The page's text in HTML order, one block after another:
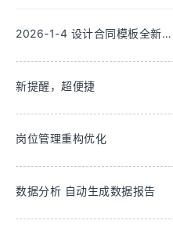
2026-1-4 设计合同模板全新改版
新提醒，超便捷
岗位管理重构优化
数据分析 自动生成数据报告